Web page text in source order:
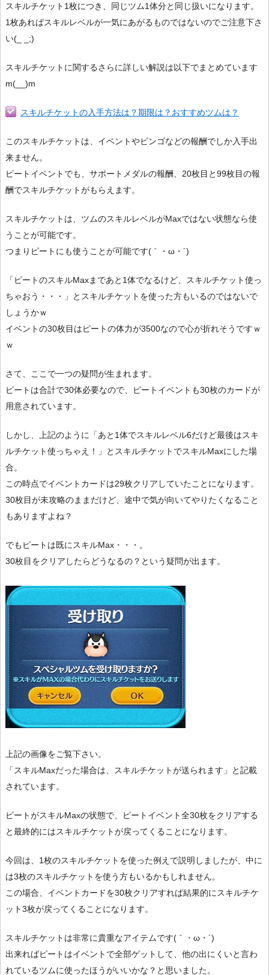
スキルチケット1枚につき、同じツム1体分と同じ扱いになります。
1枚あればスキルレベルが一気にあがるものではないのでご注意下さ
い(_ _;)
スキルチケットに関するさらに詳しい解説は以下でまとめています
m(__)m
スキルチケットの入手方法は？期限は？おすすめツムは？
このスキルチケットは、イベントやビンゴなどの報酬でしか入手出
来ません。
ピートイベントでも、サポートメダルの報酬、20枚目と99枚目の報
酬でスキルチケットがもらえます。
スキルチケットは、ツムのスキルレベルがMaxではない状態なら使
うことが可能です。
つまりピートにも使うことが可能です(｀・ω・´)
「ピートのスキルMaxまであと1体でなるけど、スキルチケット使っ
ちゃおう・・・」とスキルチケットを使った方もいるのではないで
しょうかｗ
イベントの30枚目はピートの体力が3500なので心が折れそうですｗ
ｗ
さて、ここで一つの疑問が生まれます。
ピートは合計で30体必要なので、ピートイベントも30枚のカードが
用意されています。
しかし、上記のように「あと1体でスキルレベル6だけど最後はスキ
ルチケット使っちゃえ！」とスキルチケットでスキルMaxにした場
合。
この時点でイベントカードは29枚クリアしていたことになります。
30枚目が未攻略のままだけど、途中で気が向いてやりたくなること
もありますよね？
でもピートは既にスキルMax・・・。
30枚目をクリアしたらどうなるの？という疑問が出ます。
上記の画像をご覧下さい。
「スキルMaxだった場合は、スキルチケットが送られます」と記載
されています。
ピートがスキルMaxの状態で、ピートイベント全30枚をクリアする
と最終的にはスキルチケットが戻ってくることになります。
今回は、1枚のスキルチケットを使った例えで説明しましたが、中に
は3枚のスキルチケットを使う方もいるかもしれません。
この場合、イベントカードを30枚クリアすれば結果的にスキルチケ
ット3枚が戻ってくることになります。
スキルチケットは非常に貴重なアイテムです(｀・ω・´)
出来ればピートはイベントで全部ゲットして、他の出にくいと言わ
れているツムに使ったほうがいいかな？と思いました。